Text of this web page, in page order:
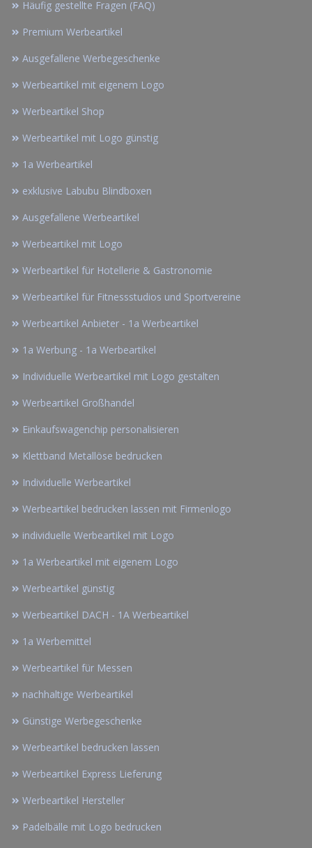
Häufig gestellte Fragen (FAQ)
Premium Werbeartikel
Ausgefallene Werbegeschenke
Werbeartikel mit eigenem Logo
Werbeartikel Shop
Werbeartikel mit Logo günstig
1a Werbeartikel
exklusive Labubu Blindboxen
Ausgefallene Werbeartikel
Werbeartikel mit Logo
Werbeartikel für Hotellerie & Gastronomie
Werbeartikel für Fitnessstudios und Sportvereine
Werbeartikel Anbieter - 1a Werbeartikel
1a Werbung - 1a Werbeartikel
Individuelle Werbeartikel mit Logo gestalten
Werbeartikel Großhandel
Einkaufswagenchip personalisieren
Klettband Metallöse bedrucken
Individuelle Werbeartikel
Werbeartikel bedrucken lassen mit Firmenlogo
individuelle Werbeartikel mit Logo
1a Werbeartikel mit eigenem Logo
Werbeartikel günstig
Werbeartikel DACH - 1A Werbeartikel
1a Werbemittel
Werbeartikel für Messen
nachhaltige Werbeartikel
Günstige Werbegeschenke
Werbeartikel bedrucken lassen
Werbeartikel Express Lieferung
Werbeartikel Hersteller
Padelbälle mit Logo bedrucken